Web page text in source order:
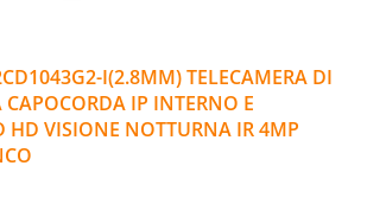
I(2.8MM) TELECAMERA DI
IP INTERNO E
HD VISIONE NOTTURNA IR 4MP